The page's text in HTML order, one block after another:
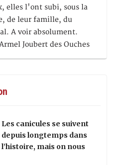
elles l'ont subi, sous la
de leur famille, du
A voir absolument.
Joubert des Ouches
Les canicules se suivent
depuis longtemps dans
l’histoire, mais on nous